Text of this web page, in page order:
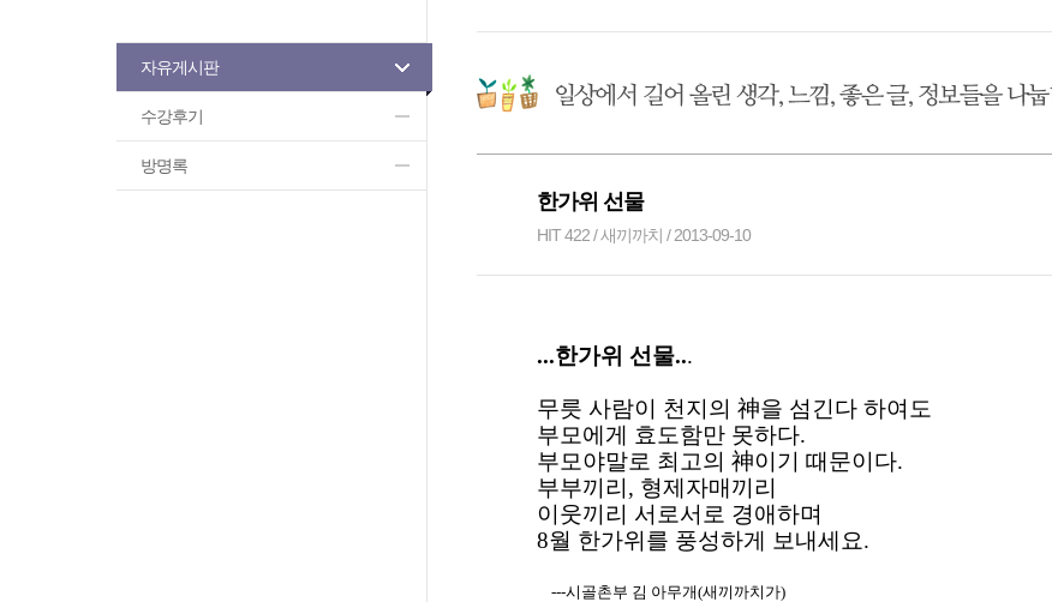
자유게시판
수강후기
방명록
한가위 선물
HIT 422 / 새끼까치 / 2013-09-10
...한가위 선물...
무릇 사람이 천지의 神을 섬긴다 하여도
부모에게 효도함만 못하다.
부모야말로 최고의 神이기 때문이다.
부부끼리, 형제자매끼리
이웃끼리 서로서로 경애하며
8월 한가위를 풍성하게 보내세요.
---시골촌부 김 아무개(새끼까치가)